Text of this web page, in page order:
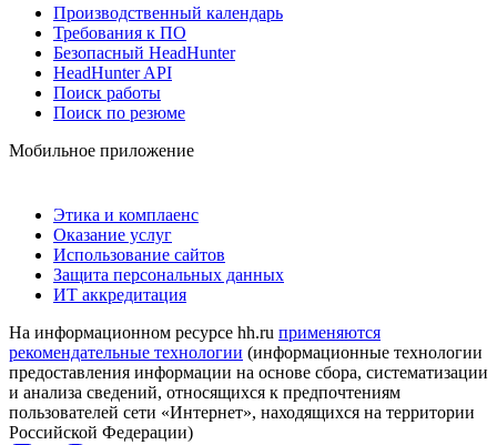
Производственный календарь
Требования к ПО
Безопасный HeadHunter
HeadHunter API
Поиск работы
Поиск по резюме
Мобильное приложение
Этика и комплаенс
Оказание услуг
Использование сайтов
Защита персональных данных
ИТ аккредитация
На информационном ресурсе hh.ru применяются
рекомендательные технологии (информационные технологии
предоставления информации на основе сбора, систематизации
и анализа сведений, относящихся к предпочтениям
пользователей сети «Интернет», находящихся на территории
Российской Федерации)